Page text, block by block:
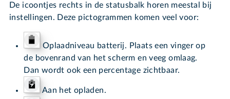
De icoontjes rechts in de statusbalk horen meestal bij
instellingen. Deze pictogrammen komen veel voor:
Oplaadniveau batterij. Plaats een vinger op
de bovenrand van het scherm en veeg omlaag.
Dan wordt ook een percentage zichtbaar.
Aan het opladen.